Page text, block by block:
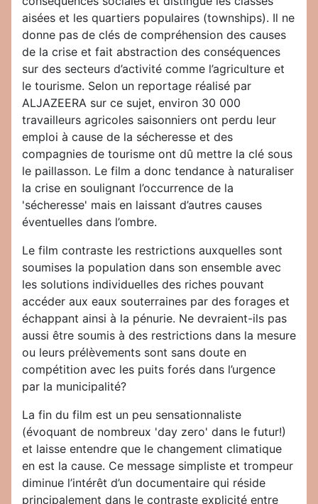
aisées et les quartiers populaires (townships). Il ne
donne pas de clés de compréhension des causes
de la crise et fait abstraction des conséquences
sur des secteurs d’activité comme l’agriculture et
le tourisme. Selon un reportage réalisé par
ALJAZEERA sur ce sujet, environ 30 000
travailleurs agricoles saisonniers ont perdu leur
emploi à cause de la sécheresse et des
compagnies de tourisme ont dû mettre la clé sous
le paillasson. Le film a donc tendance à naturaliser
la crise en soulignant l’occurrence de la
'sécheresse' mais en laissant d’autres causes
éventuelles dans l’ombre.
Le film contraste les restrictions auxquelles sont
soumises la population dans son ensemble avec
les solutions individuelles des riches pouvant
accéder aux eaux souterraines par des forages et
échappant ainsi à la pénurie. Ne devraient-ils pas
aussi être soumis à des restrictions dans la mesure
ou leurs prélèvements sont sans doute en
compétition avec les puits forés dans l’urgence
par la municipalité?
La fin du film est un peu sensationnaliste
(évoquant de nombreux 'day zero' dans le futur!)
et laisse entendre que le changement climatique
en est la cause. Ce message simpliste et trompeur
diminue l’intérêt d’un documentaire qui réside
principalement dans le contraste explicité entre